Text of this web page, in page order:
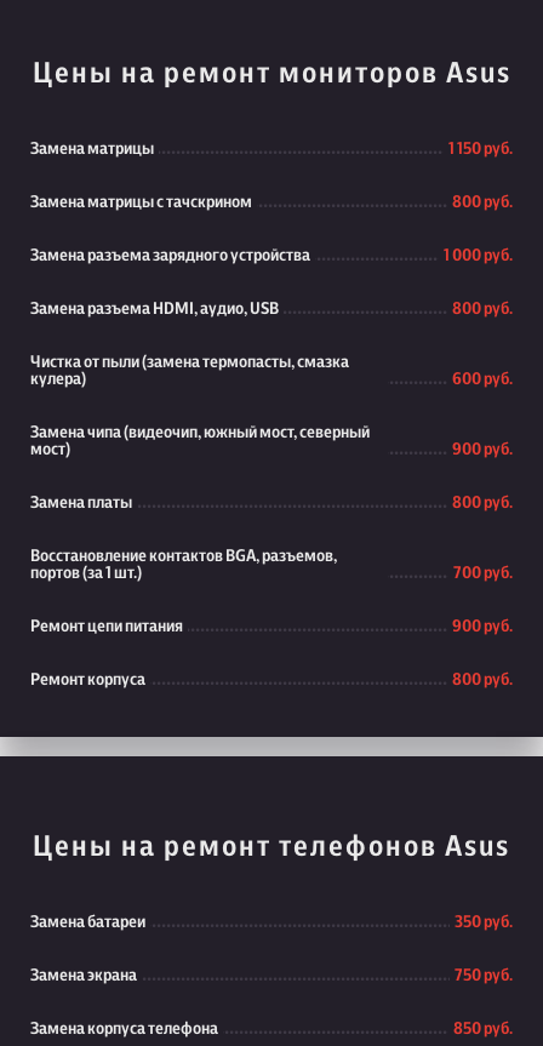
Цены на ремонт мониторов Asus
Замена матрицы 1 150 руб.
Замена матрицы с тачскрином 800 руб.
Замена разъема зарядного устройства 1 000 руб.
Замена разъема HDMI, аудио, USB 800 руб.
Чистка от пыли (замена термопасты, смазка
кулера)
600 руб.
Замена чипа (видеочип, южный мост, северный
мост)
900 руб.
Замена платы 800 руб.
Восстановление контактов BGA, разъемов,
портов (за 1 шт.)
700 руб.
Ремонт цепи питания 900 руб.
Ремонт корпуса 800 руб.
Цены на ремонт телефонов Asus
Замена батареи 350 руб.
Замена экрана 750 руб.
Замена корпуса телефона 850 руб.